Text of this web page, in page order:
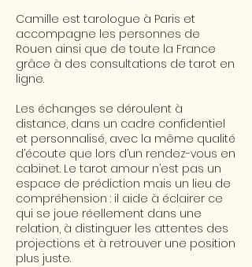
Camille est tarologue à Paris et
accompagne les personnes de
Rouen ainsi que de toute la France
grâce à des consultations de tarot en
ligne.
Les échanges se déroulent à
distance, dans un cadre confidentiel
et personnalisé, avec la même qualité
d’écoute que lors d’un rendez-vous en
cabinet. Le tarot amour n’est pas un
espace de prédiction mais un lieu de
compréhension : il aide à éclairer ce
qui se joue réellement dans une
relation, à distinguer les attentes des
projections et à retrouver une position
plus juste.